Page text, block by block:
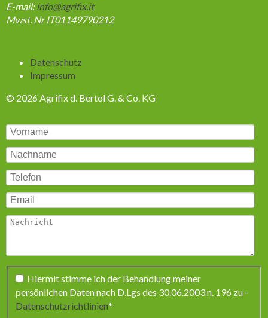
E-mail:info@agrifix.it
Mwst. Nr IT01149790212
überspringen
Datenschutz
Impressum
© 2026 Agrifix d. Bertol G. & Co. KG
Pflichtfeld
Hiermit stimme ich der Behandlung meiner
persönlichen Daten nach D.Lgs des 30.06.2003 n. 196 zu -
Datenschutzrichtlinien*